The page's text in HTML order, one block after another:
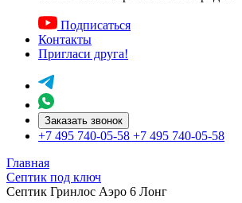
Подписаться
Контакты
Пригласи друга!
Заказать звонок
+7 495 740-05-58 +7 495 740-05-58
Главная
Септик под ключ
Септик Гринлос Аэро 6 Лонг